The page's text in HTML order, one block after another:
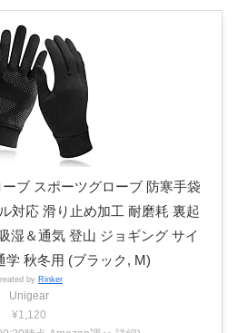
ブ スポーツグローブ 防寒手袋
対応 滑り止め加工 耐磨耗 裏起
湿＆通気 登山 ジョギング サイ
学 秋冬用 (ブラック, M)
by Rinker
Unigear
¥1,120